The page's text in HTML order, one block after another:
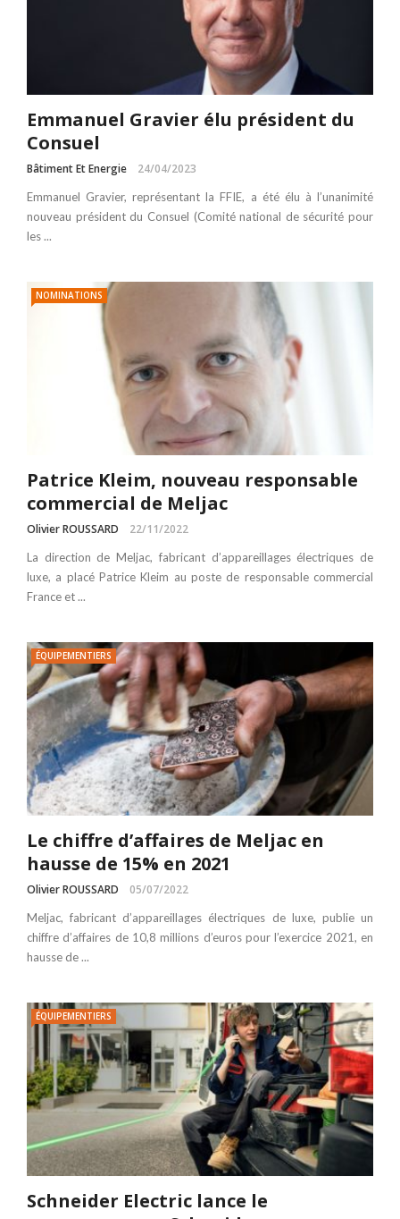
Emmanuel Gravier élu président du
Consuel
Bâtiment Et Energie 24/04/2023
Emmanuel Gravier, représentant la FFIE, a été élu à l’unanimité
nouveau président du Consuel (Comité national de sécurité pour
les ...
NOMINATIONS
Patrice Kleim, nouveau responsable
commercial de Meljac
Olivier ROUSSARD 22/11/2022
La direction de Meljac, fabricant d’appareillages électriques de
luxe, a placé Patrice Kleim au poste de responsable commercial
France et ...
ÉQUIPEMENTIERS
Le chiffre d’affaires de Meljac en
hausse de 15% en 2021
Olivier ROUSSARD 05/07/2022
Meljac, fabricant d’appareillages électriques de luxe, publie un
chiffre d’affaires de 10,8 millions d’euros pour l’exercice 2021, en
hausse de ...
ÉQUIPEMENTIERS
Schneider Electric lance le